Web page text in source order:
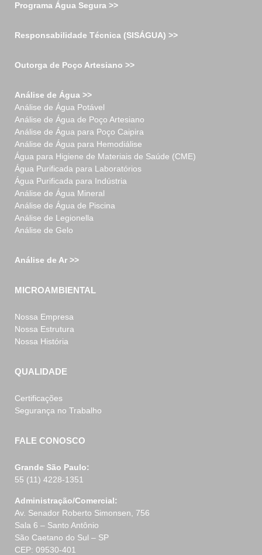
Programa Água Segura >>
Responsabilidade Técnica (SISÁGUA) >>
Outorga de Poço Artesiano >>
Análise de Água >>
Análise de Água Potável
Análise de Água de Poço Artesiano
Análise de Água para Poço Caipira
Análise de Água para Hemodiálise
Água para Higiene de Materiais de Saúde (CME)
Água Purificada para Laboratórios
Água Purificada para Indústria
Análise de Água Mineral
Análise de Água de Piscina
Análise de Legionella
Análise de Gelo
Análise de Ar >>
MICROAMBIENTAL
Nossa Empresa
Nossa Estrutura
Nossa História
QUALIDADE
Certificações
Segurança no Trabalho
FALE CONOSCO
Grande São Paulo:
55 (11) 4228-1351
Administração/Comercial:
Av. Senador Roberto Simonsen, 756
Sala 6 – Santo Antônio
São Caetano do Sul – SP
CEP: 09530-401